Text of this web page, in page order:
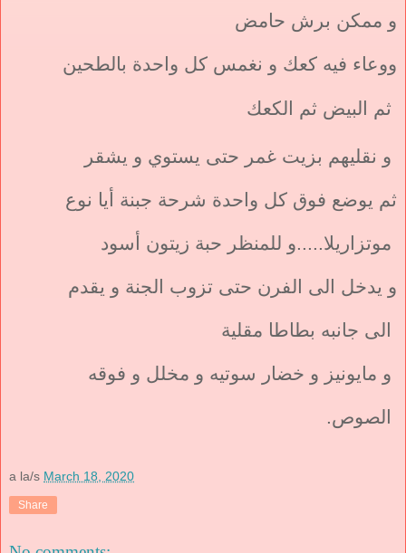
و ممكن برش حامض
ووعاء فيه كعك و نغمس كل واحدة بالطحين
ثم البيض ثم الكعك
و نقليهم بزيت غمر حتى يستوي و يشقر
ثم يوضع فوق كل واحدة شرحة جبنة أيا نوع
موتزاريلا.....و للمنظر حبة زيتون أسود
و يدخل الى الفرن حتى تزوب الجنة و يقدم
الى جانبه بطاطا مقلية
و مايونيز و خضار سوتيه و مخلل و فوقه
الصوص.
a la/s March 18, 2020
Share